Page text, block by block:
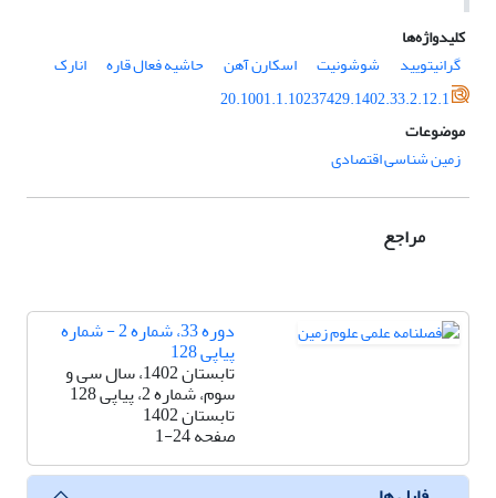
کلیدواژه‌ها
گرانیتویید
شوشونیت اسکارن آهن حاشیه فعال قاره
انارک
20.1001.1.10237429.1402.33.2.12.1
موضوعات
زمین شناسی اقتصادی
مراجع
دوره 33، شماره 2 - شماره
پیاپی 128
تابستان 1402، سال سی و
سوم، شماره 2، پیاپی 128
تابستان 1402
صفحه1-24